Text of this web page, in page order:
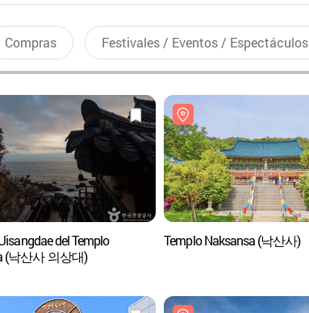
Compras Festivales / Eventos / Espectáculos
del Templo
(낙산사 의상대)
Templo Naksansa (낙산사)